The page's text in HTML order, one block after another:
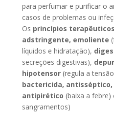
para perfumar e purificar o
casos de problemas ou
Os princípios
adstringente, emoliente
líquidos e hidratação),
secreções digestivas),
hipotensor(regula a
bactericida,
antipirético (baixa a febre)
sangramentos)